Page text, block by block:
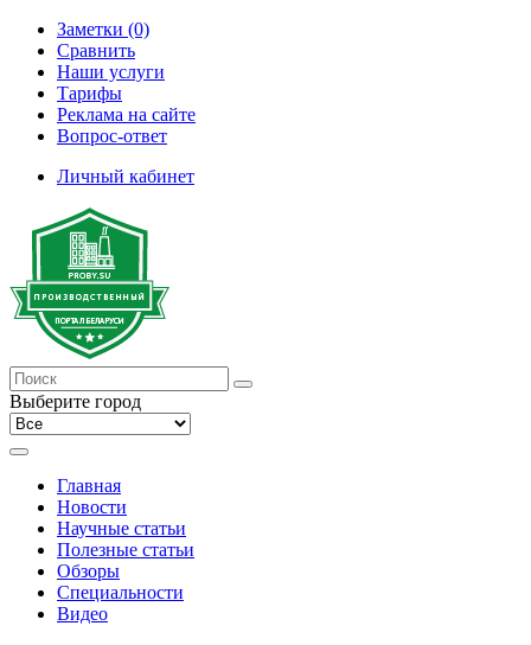
Заметки (0)
Сравнить
Наши услуги
Тарифы
Реклама на сайте
Вопрос-ответ
Личный кабинет
Выберите город
Главная
Новости
Научные статьи
Полезные статьи
Обзоры
Специальности
Видео